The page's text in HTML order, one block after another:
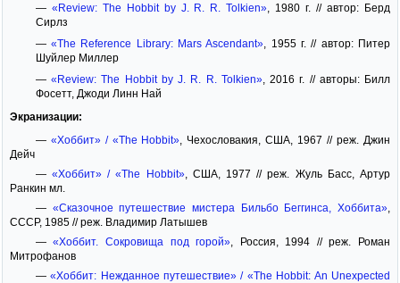
— «Review: The Hobbit by J. R. R. Tolkien» , 1980 г. // автор: Берд
Сирлз
—«The Reference Library: Mars Ascendant» , 1955 г. // автор: Питер
Шуйлер Миллер
—«Review: The Hobbit by J. R. R. Tolkien», 2016 г. // авторы: Билл
Фосетт, Джоди Линн Най
Экранизации:
— «Хоббит» / «The Hobbit» , Чехословакия, США, 1967 // реж. Джин
Дейч
— «Хоббит» / «The Hobbit», США, 1977 // реж. Жуль Басс, Артур
Ранкин мл.
— «Сказочное путешествие мистера Бильбо Беггинса, Хоббита»
СССР, 1985 // реж. Владимир Латышев
—«Хоббит. Сокровища под горой» , Россия, 1994 // реж. Роман
Митрофанов
—«Хоббит: Нежданное путешествие» / «The Hobbit: An Unexpected